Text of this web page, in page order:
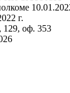
г.
129, оф. 353